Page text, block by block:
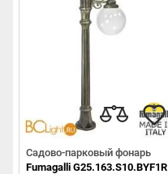
Садово-парковый фонарь
Fumagalli G25.163.S10.BYF1R